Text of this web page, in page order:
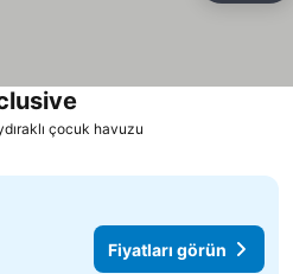
çocuk havuzu
Fiyatları görün